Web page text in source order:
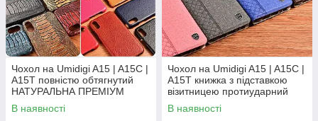
Чохол на Umidigi A15 | A15C |
A15T повністю обтягнутий
НАТУРАЛЬНА ПРЕМІУМ
ШКІРА накладка бампер
"SIGNATURE"
В наявності
Чохол на Umidigi A15 | A15C |
A15T книжка з підставкою
візитницею протиударний
магнітний вологостійкий
"PRIVILEGE"
В наявності